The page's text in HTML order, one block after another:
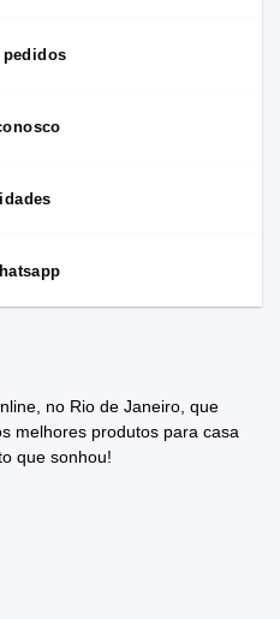
pedidos
no Rio de Janeiro, que
melhores produtos para casa
que sonhou!